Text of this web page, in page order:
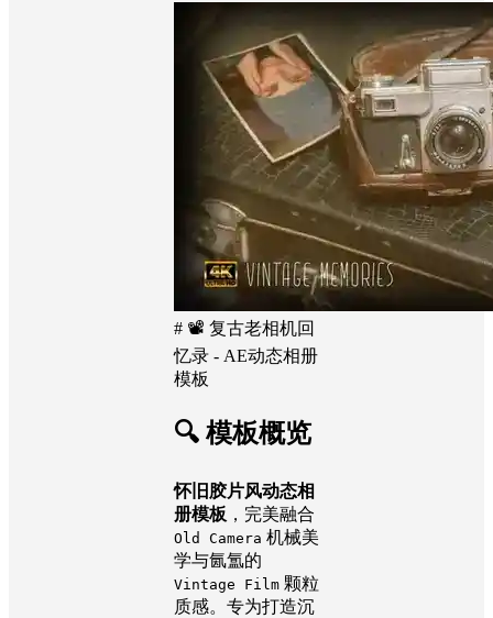
# 📽️ 复古老相机回
忆录 - AE动态相册
模板
🔍 模板概览
怀旧胶片风动态相
册模板 ，完美融合
Old Camera 机械美
学与氤氲的
Vintage Film 颗粒
质感。专为打造沉